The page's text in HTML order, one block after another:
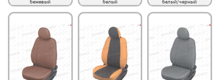
бежевый белый белый/черный